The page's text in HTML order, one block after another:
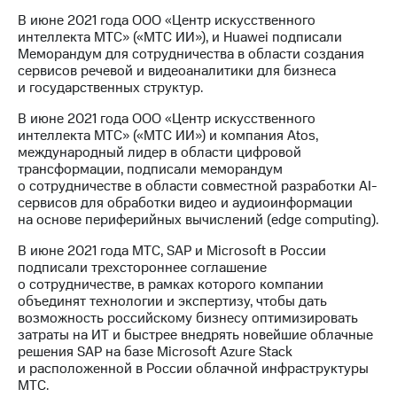
В июне 2021 года ООО «Центр искусственного
интеллекта МТС» («МТС ИИ»), и Huawei подписали
Меморандум для сотрудничества в области создания
сервисов речевой и видеоаналитики для бизнеса
и государственных структур.
В июне 2021 года ООО «Центр искусственного
интеллекта МТС» («МТС ИИ») и компания Atos,
международный лидер в области цифровой
трансформации, подписали меморандум
о сотрудничестве в области совместной разработки AI-
сервисов для обработки видео и аудиоинформации
на основе периферийных вычислений (edge computing).
В июне 2021 года МТС, SAP и Microsoft в России
подписали трехстороннее соглашение
о сотрудничестве, в рамках которого компании
объединят технологии и экспертизу, чтобы дать
возможность российскому бизнесу оптимизировать
затраты на ИТ и быстрее внедрять новейшие облачные
решения SAP на базе Microsoft Azure Stack
и расположенной в России облачной инфраструктуры
МТС.